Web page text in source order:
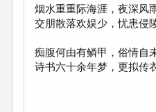
СТРАНИЦЫ ПАМЯТИ
ОБЪЯВЛЕНИЯ
КОЛОНКА РЕДАКТОРА
烟水重重际海涯，夜深风
交朋散落欢娱少，忧患侵
痴腹何由有鳞甲，俗情自
诗书六十余年梦，更拟传